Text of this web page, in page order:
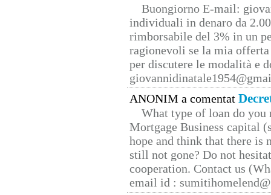
Buongiorno E-mail:
individuali in denaro da
rimborsabile del 3% in un
ragionevoli se la mia
per discutere le modalità e
ANONIM a comentat
What type of loan do you
Mortgage Business capital
hope and think that there is
still not gone? Do not
cooperation. Contact us
email id :